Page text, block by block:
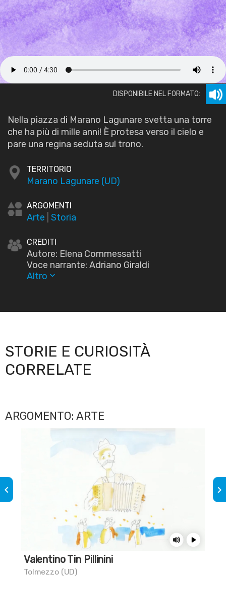
DISPONIBILE NEL FORMATO:
Nella piazza di Marano Lagunare svetta una torre
che ha più di mille anni! È protesa verso il cielo e
pare una regina seduta sul trono.
TERRITORIO
Marano Lagunare (UD)
ARGOMENTI
Arte Storia
CREDITI
Autore: Elena Commessatti
Voce narrante: Adriano Giraldi
Altro keyboard_arrow_down
STORIE E CURIOSITÀ
CORRELATE
ARGOMENTO: ARTE
Valentino Tin Pillinini
Tolmezzo (UD)
keyboard_arrow_left keyboard_arrow_right